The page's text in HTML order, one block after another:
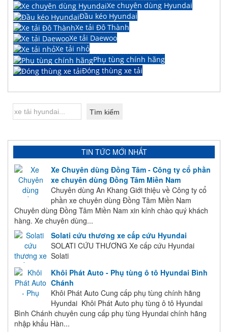
Xe chuyên dùng Hyundai
Đầu kéo Hyundai
Xe tải Đô Thành
Xe tải Daewoo
Xe tải nhỏ
Phụ tùng chính hãng
Đóng thùng xe tải
TIN TỨC MỚI NHẤT
Xe Chuyên dùng Đồng Tâm - Công ty cổ phần
xe chuyên dùng Đồng Tâm Miền Nam
Chuyên dùng An Khang Giới thiệu về Công ty cổ
phần xe chuyên dùng Đồng Tâm Miền Nam
Chuyên dùng Đồng Tâm Miền Nam xin kính chào quý khách
hàng. Xe chuyên dùng...
Solati cứu thương xe cấp cứu Hyundai
SOLATI CỨU THƯƠNG Xe cấp cứu Hyundai
Solati
Khôi Phát Auto - Phụ tùng ô tô Hyundai Bình
Chánh
Khôi Phát Auto Cung cấp phụ tùng chính hãng
Hyundai Khôi Phát Auto phụ tùng ô tô Hyundai
Bình Chánh chuyên cung cấp phụ tùng Hyundai chính hãng
nhập khẩu Hàn...